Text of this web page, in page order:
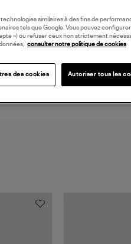
similaires à des fins de
tels que Google. Vous pouvez
») ou refuser ceux non strictement
consulter notre politique de cookies
des cookies Autoriser tous les